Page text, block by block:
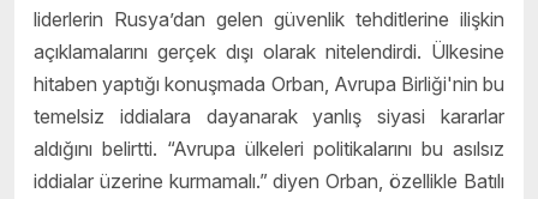
liderlerin Rusya’dan gelen güvenlik tehditlerine ilişkin
açıklamalarını gerçek dışı olarak nitelendirdi. Ülkesine
hitaben yaptığı konuşmada Orban, Avrupa Birliği'nin bu
temelsiz iddialara dayanarak yanlış siyasi kararlar
aldığını belirtti. “Avrupa ülkeleri politikalarını bu asılsız
iddialar üzerine kurmamalı.” diyen Orban, özellikle Batılı